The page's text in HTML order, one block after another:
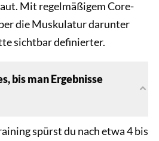
Mit regelmäßigem Core-
die Muskulatur darunter
sichtbar definierter.
bis man Ergebnisse
spürst du nach etwa 4 bis